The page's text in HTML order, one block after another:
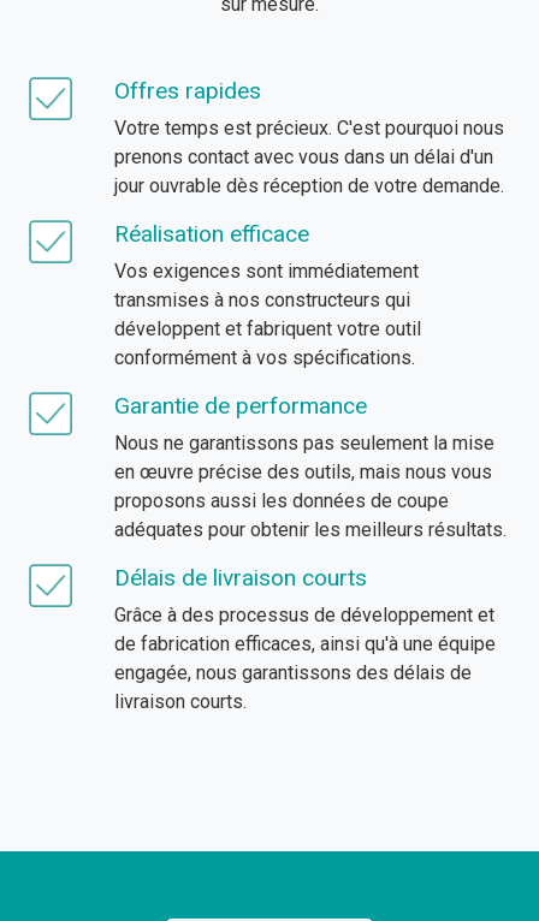
Offres rapides
Votre temps est précieux. C'est pourquoi nous
prenons contact avec vous dans un délai d'un
jour ouvrable dès réception de votre demande.
Réalisation efficace
Vos exigences sont immédiatement
transmises à nos constructeurs qui
développent et fabriquent votre outil
conformément à vos spécifications.
Garantie de performance
Nous ne garantissons pas seulement la mise
en œuvre précise des outils, mais nous vous
proposons aussi les données de coupe
adéquates pour obtenir les meilleurs résultats.
Délais de livraison courts
Grâce à des processus de développement et
de fabrication efficaces, ainsi qu'à une équipe
engagée, nous garantissons des délais de
livraison courts.